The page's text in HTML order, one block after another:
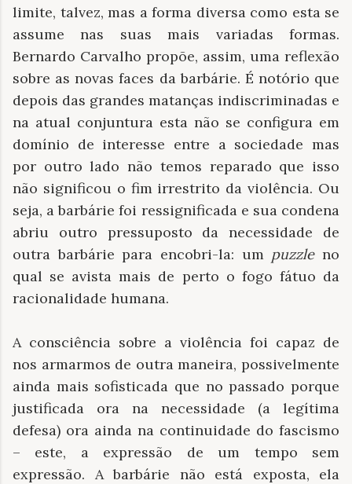
limite, talvez, mas a forma diversa como esta se
assume nas suas mais variadas formas.
Bernardo Carvalho propõe, assim, uma reflexão
sobre as novas faces da barbárie. É notório que
depois das grandes matanças indiscriminadas e
na atual conjuntura esta não se configura em
domínio de interesse entre a sociedade mas
por outro lado não temos reparado que isso
não significou o fim irrestrito da violência. Ou
seja, a barbárie foi ressignificada e sua condena
abriu outro pressuposto da necessidade de
outra barbárie para encobri-la: um puzzleno
qual se avista mais de perto o fogo fátuo da
racionalidade humana.
A consciência sobre a violência foi capaz de
nos armarmos de outra maneira, possivelmente
ainda mais sofisticada que no passado porque
justificada ora na necessidade (a legítima
defesa) ora ainda na continuidade do fascismo
– este, a expressão de um tempo sem
expressão. A barbárie não está exposta, ela